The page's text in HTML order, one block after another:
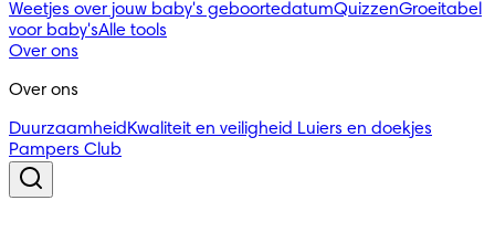
Weetjes over jouw baby's geboortedatumQuizzenGroeitabel
voor baby'sAlle tools
Over ons
Over ons
Duurzaamheid Kwaliteit en veiligheid Luiers en doekjes
Pampers Club